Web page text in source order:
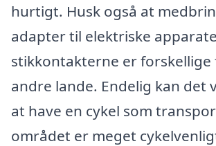
hurtigt. Husk også at
adapter til elektriske
stikkontakterne er forskellige
andre lande. Endelig kan
at have en cykel som
området er meget